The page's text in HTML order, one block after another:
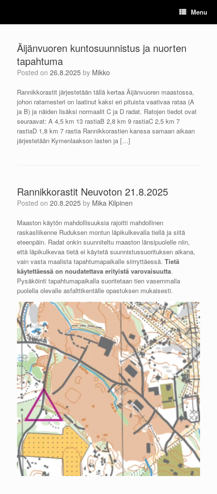
content
Menu
Äijänvuoren kuntosuunnistus ja nuorten
tapahtuma
Posted on 26.8.2025 by Mikko
Rannikkorastit järjestetään tällä kertaa Äijänvuoren maastossa,
johon ratamesteri on laatinut kaksi eri pituista vaativaa rataa (A
ja B) ja näiden lisäksi normaalit C ja D radat. Ratojen tiedot ovat
seuraavat: A 4,5 km 13 rastiaB 2,8 km 9 rastiaC 2,5 km 7
rastiaD 1,8 km 7 rastia Rannikkorastien kanssa samaan aikaan
järjestetään Kymenlaakson lasten ja […]
Rannikkorastit Neuvoton 21.8.2025
Posted on 20.8.2025 by Mika Kilpinen
Maaston käytön mahdollisuuksia rajoitti mahdollinen
raskasliikenne Ruduksen montun läpikulkevalla tiellä ja siitä
eteenpäin. Radat onkin suunniteltu maaston länsipuolelle niin,
että läpikulkevaa tietä ei käytetä suunnistussuorituksen aikana,
vain vasta maalista tapahtumapaikalle siirryttäessä. Tietä
käytettäessä on noudatettava erityistä varovaisuutta.
Pysäköinti tapahtumapaikalla suoritetaan tien vasemmalla
puolella olevalle asfalttikentälle opastuksen mukaisesti.